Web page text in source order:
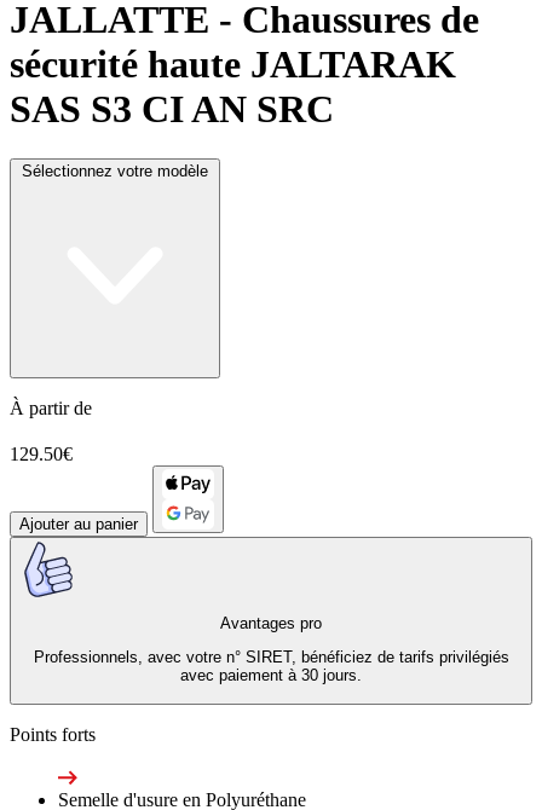
JALLATTE - Chaussures de
sécurité haute JALTARAK
SAS S3 CI AN SRC
Sélectionnez votre modèle
À partir de
129.50€
Ajouter au panier
Avantages pro
Professionnels, avec votre n° SIRET, bénéficiez de tarifs privilégiés
avec paiement à 30 jours.
Points forts
Semelle d'usure en Polyuréthane